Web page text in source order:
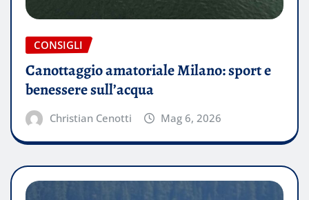
CONSIGLI
Canottaggio amatoriale Milano: sport e
benessere sull’acqua
Christian Cenotti Mag 6, 2026